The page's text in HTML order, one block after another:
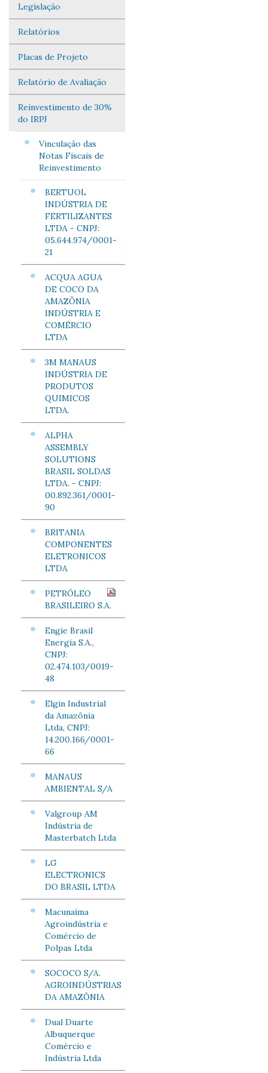
Navegação
Legislação
Relatórios
Placas de Projeto
Relatório de Avaliação
Reinvestimento de 30%
do IRPJ
Vinculação das
Notas Fiscais de
Reinvestimento
BERTUOL
INDÚSTRIA DE
FERTILIZANTES
LTDA - CNPJ:
05.644.974/0001-
21
ACQUA AGUA
DE COCO DA
AMAZÕNIA
INDÚSTRIA E
COMÉRCIO
LTDA
3M MANAUS
INDÚSTRIA DE
PRODUTOS
QUIMICOS
LTDA.
ALPHA
ASSEMBLY
SOLUTIONS
BRASIL SOLDAS
LTDA. - CNPJ:
00.892.361/0001-
90
BRITANIA
COMPONENTES
ELETRONICOS
LTDA
PETRÓLEO
BRASILEIRO S.A.
Engie Brasil
Energia S.A.,
CNPJ:
02.474.103/0019-
48
Elgin Industrial
da Amazônia
Ltda, CNPJ:
14.200.166/0001-
66
MANAUS
AMBIENTAL S/A
Valgroup AM
Indústria de
Masterbatch Ltda
LG
ELECTRONICS
DO BRASIL LTDA
Macunaíma
Agroindústria e
Comércio de
Polpas Ltda
SOCOCO S/A.
AGROINDÚSTRIAS
DA AMAZÔNIA
Dual Duarte
Albuquerque
Comércio e
Indústria Ltda